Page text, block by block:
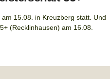
15.08. in Kreuzberg statt. Und
(Recklinhausen) am 16.08.